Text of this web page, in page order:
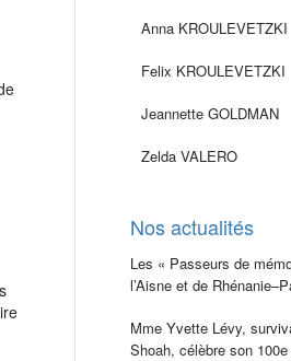
Anna KROULEVETZKI
Felix KROULEVETZKI
Jeannette GOLDMAN
Zelda VALERO
Nos actualités
Les « Passeurs de
l’Aisne et de
Mme Yvette Lévy,
Shoah, célèbre son